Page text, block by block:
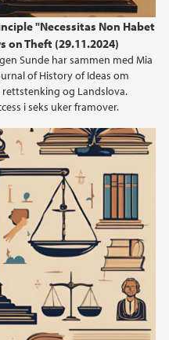
"Necessitas Non Habet
on Theft (29.11.2024)
Sunde har sammen med Mia
of History of Ideas om
rettstenking og Landslova.
i seks uker framover.